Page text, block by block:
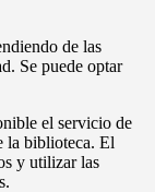
de las
Se puede optar
el servicio de
la biblioteca. El
y utilizar las